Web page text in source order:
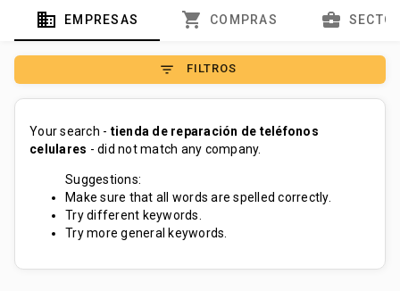
domain EMPRESAS shopping_cart COMPRAS business_center
filter_list FILTROS
Your search - tienda de reparación de teléfonos
celulares - did not match any company.
Suggestions:
Make sure that all words are spelled correctly.
Try different keywords.
Try more general keywords.